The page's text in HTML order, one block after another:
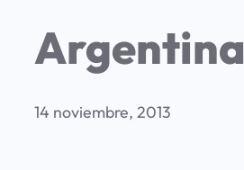
Argentina
14 noviembre, 2013